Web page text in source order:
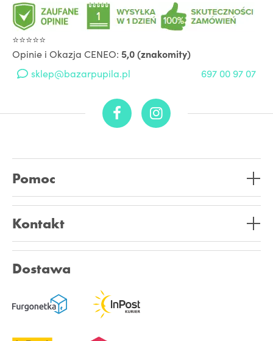
⭐⭐⭐⭐⭐
Opinie i Okazja CENEO: 5,0 (znakomity)
sklep@bazarpupila.pl
697 00 97 07
Pomoc
Kontakt
Dostawa